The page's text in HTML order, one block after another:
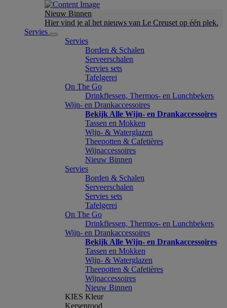
Nieuw Binnen
Hier vind je al het nieuws van Le Creuset op één plek.
Servies
Servies
Borden & Schalen
Serveerschalen
Servies sets
Tafelgerei
On The Go
Drinkflessen, Thermos- en Lunchbekers
Wijn- en Drankaccessoires
Bekijk Alle Wijn- en Drankaccessoires
Tassen en Mokken
Wijn- & Waterglazen
Theepotten & Cafetières
Wijnaccessoires
Nieuw Binnen
Servies
Borden & Schalen
Serveerschalen
Servies sets
Tafelgerei
On The Go
Drinkflessen, Thermos- en Lunchbekers
Wijn- en Drankaccessoires
Bekijk Alle Wijn- en Drankaccessoires
Tassen en Mokken
Wijn- & Waterglazen
Theepotten & Cafetières
Wijnaccessoires
Nieuw Binnen
KIES Kleur
Kersenrood